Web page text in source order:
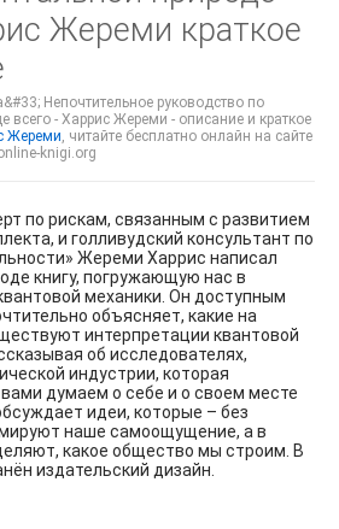
Жереми краткое
Непочтительное руководство по
всего - Харрис Жереми - описание и краткое
Жереми , читайте бесплатно онлайн на сайте
knigi.org
по рискам, связанным с развитием
и голливудский консультант по
Жереми Харрис написал
книгу, погружающую нас в
механики. Он доступным
объясняет, какие на
интерпретации квантовой
об исследователях,
индустрии, которая
думаем о себе и о своем месте
идеи, которые – без
наше самоощущение, а в
какое общество мы строим. В
издательский дизайн.